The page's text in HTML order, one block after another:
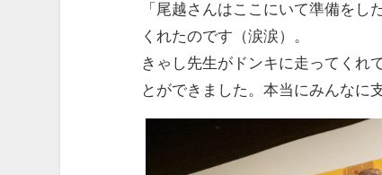
「尾越さんはここにいて準備を
くれたのです（涙涙）。
きゃし先生がドンキに走ってくれ
とができました。本当にみんなに